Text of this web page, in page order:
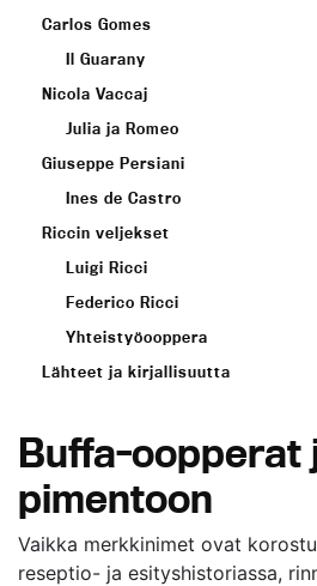
Carlos Gomes
Il Guarany
Nicola Vaccaj
Julia ja Romeo
Giuseppe Persiani
Ines de Castro
Riccin veljekset
Luigi Ricci
Federico Ricci
Yhteistyöooppera
Lähteet ja kirjallisuutta
Buffa-oopperat
pimentoon
Vaikka merkkinimet ovat
reseptio- ja esityshistoriassa,